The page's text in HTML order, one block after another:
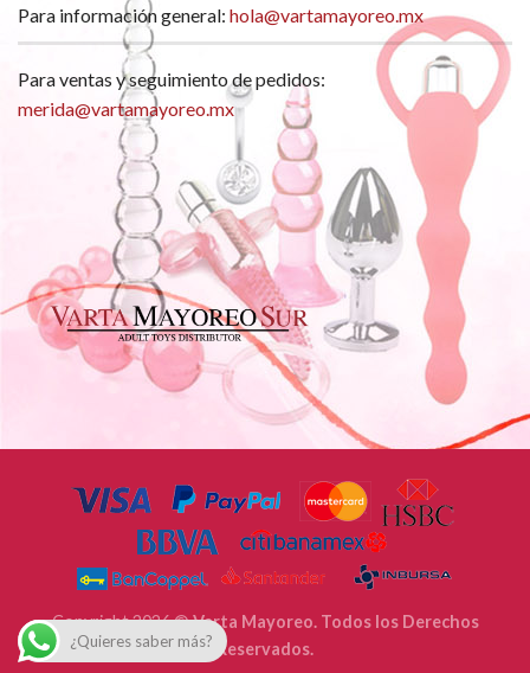
Para información general: hola@vartamayoreo.mx
Para ventas y seguimiento de pedidos:
merida@vartamayoreo.mx
Copyright 2026 ©Varta Mayoreo. Todos los Derechos
Reservados.
¿Quieres saber más?